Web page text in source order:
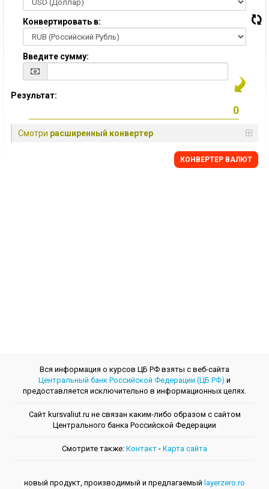
Конвертировать в:
Введите сумму:
Результат:
Смотри расширенный конвертер
КОНВЕРТЕР ВАЛЮТ
Вся информация о курсов ЦБ РФ взяты с веб-сайта
Центральный банк Российской Федерации (ЦБ РФ) и
предоставляется исключительно в информационных целях.
Сайт kursvaliut.ru не связан каким-либо образом с сайтом
Центрального банкa Российской Федерации
Смотрите также: Контакт - Kарта сайта
новый продукт, производимый и предлагаемый layerzero.ro